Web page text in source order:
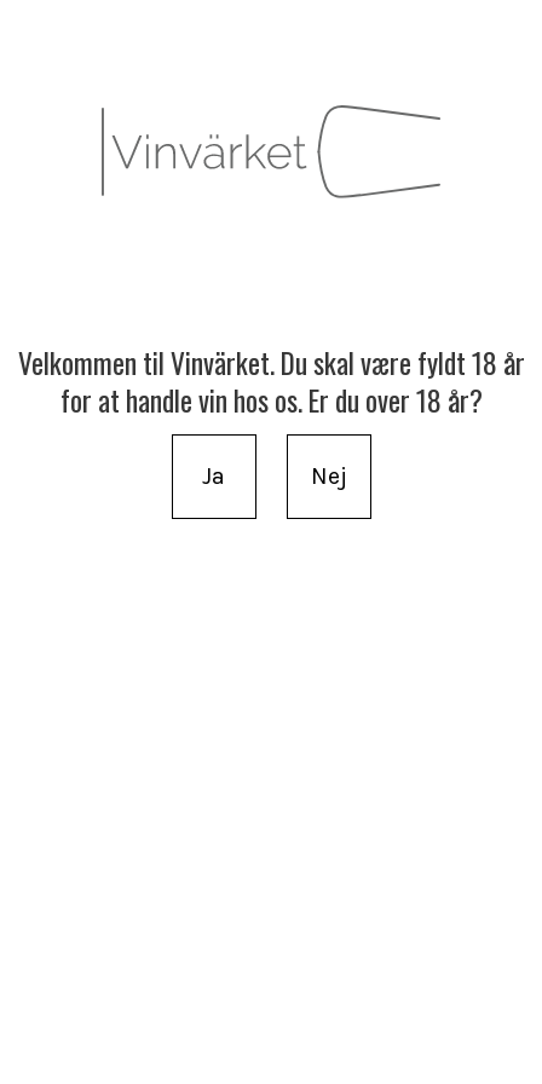
Velkommen til Vinvärket. Du skal være fyldt 18 år
for at handle vin hos os. Er du over 18 år?
Ja Nej